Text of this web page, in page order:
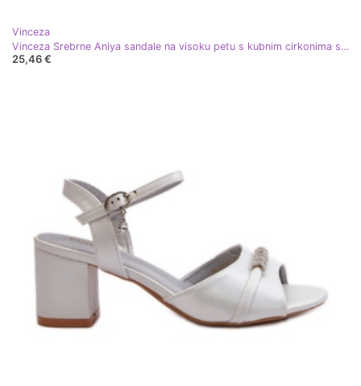
Vinceza
Vinceza Srebrne Aniya sandale na visoku petu s kubnim cirkonima srebro
25,46 €